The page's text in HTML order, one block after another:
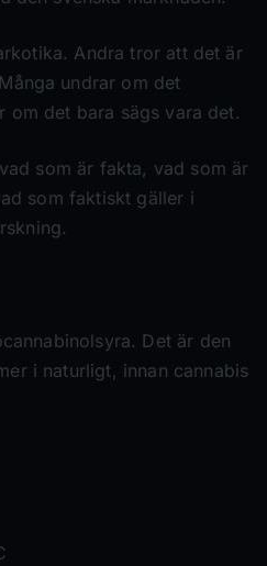
Andra tror att det är
undrar om det
om det bara sägs vara det.
som är fakta, vad som är
som faktiskt gäller i
Det är den
i naturligt, innan cannabis